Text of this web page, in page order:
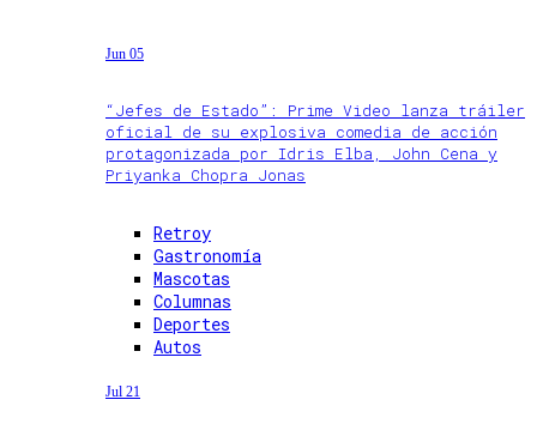
Jun 05
“Jefes de Estado”: Prime Video lanza tráiler
oficial de su explosiva comedia de acción
protagonizada por Idris Elba, John Cena y
Priyanka Chopra Jonas
Retroy
Gastronomía
Mascotas
Columnas
Deportes
Autos
Jul 21